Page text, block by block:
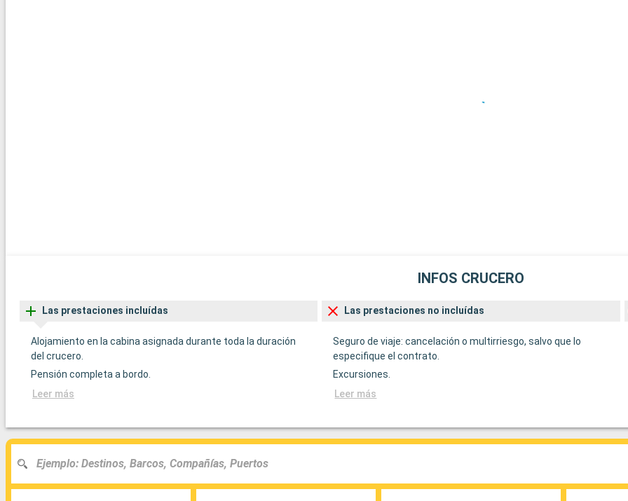
INFOS CRUCERO
Las prestaciones incluídas
Alojamiento en la cabina asignada durante toda la duración
del crucero.
Pensión completa a bordo.
Leer más
Las prestaciones no incluídas
Seguro de viaje: cancelación o multirriesgo, salvo que lo
especifique el contrato.
Excursiones.
Leer más